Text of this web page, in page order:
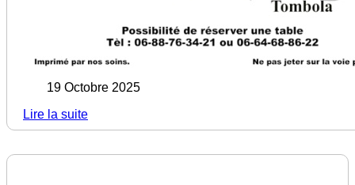
19 Octobre 2025
Lire la suite